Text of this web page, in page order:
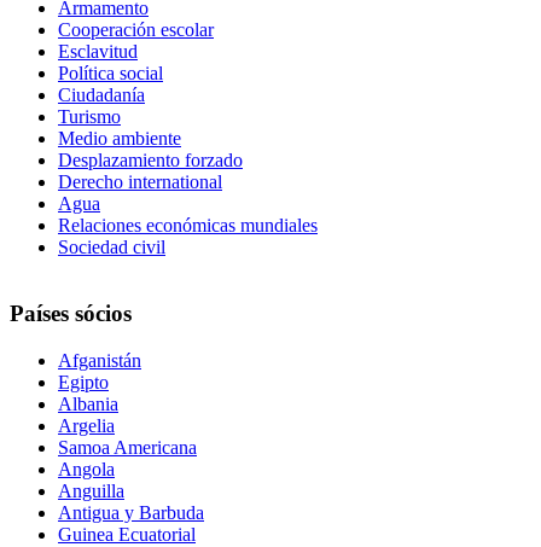
Armamento
Cooperación escolar
Esclavitud
Política social
Ciudadanía
Turismo
Medio ambiente
Desplazamiento forzado
Derecho international
Agua
Relaciones económicas mundiales
Sociedad civil
Países sócios
Afganistán
Egipto
Albania
Argelia
Samoa Americana
Angola
Anguilla
Antigua y Barbuda
Guinea Ecuatorial